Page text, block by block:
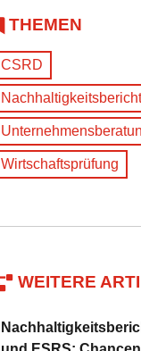
THEMEN
CSRD
Wirtschaftsprüfung
WEITERE